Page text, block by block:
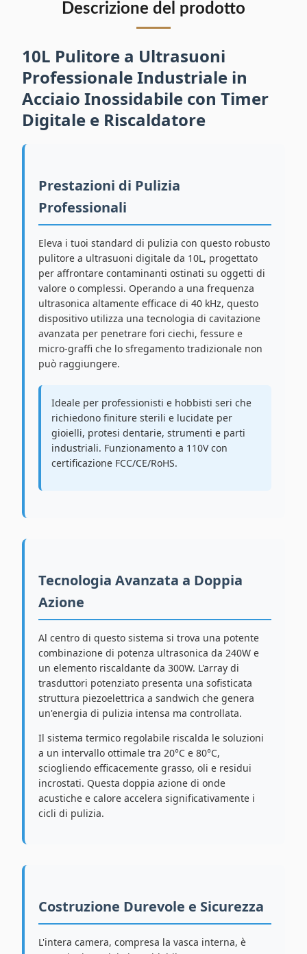
Descrizione del prodotto
10L Pulitore a Ultrasuoni
Professionale Industriale in
Acciaio Inossidabile con Timer
Digitale e Riscaldatore
Prestazioni di Pulizia
Professionali
Eleva i tuoi standard di pulizia con questo robusto
pulitore a ultrasuoni digitale da 10L, progettato
per affrontare contaminanti ostinati su oggetti di
valore o complessi. Operando a una frequenza
ultrasonica altamente efficace di 40 kHz, questo
dispositivo utilizza una tecnologia di cavitazione
avanzata per penetrare fori ciechi, fessure e
micro-graffi che lo sfregamento tradizionale non
può raggiungere.
Ideale per professionisti e hobbisti seri che
richiedono finiture sterili e lucidate per
gioielli, protesi dentarie, strumenti e parti
industriali. Funzionamento a 110V con
certificazione FCC/CE/RoHS.
Tecnologia Avanzata a Doppia
Azione
Al centro di questo sistema si trova una potente
combinazione di potenza ultrasonica da 240W e
un elemento riscaldante da 300W. L'array di
trasduttori potenziato presenta una sofisticata
struttura piezoelettrica a sandwich che genera
un'energia di pulizia intensa ma controllata.
Il sistema termico regolabile riscalda le soluzioni
a un intervallo ottimale tra 20°C e 80°C,
sciogliendo efficacemente grasso, oli e residui
incrostati. Questa doppia azione di onde
acustiche e calore accelera significativamente i
cicli di pulizia.
Costruzione Durevole e Sicurezza
L'intera camera, compresa la vasca interna, è